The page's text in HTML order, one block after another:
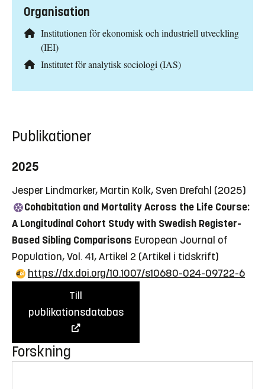
Organisation
Institutionen för ekonomisk och industriell utveckling
(IEI)
Institutet för analytisk sociologi (IAS)
Publikationer
2025
Jesper Lindmarker, Martin Kolk, Sven Drefahl (2025)
Cohabitation and Mortality Across the Life Course:
A Longitudinal Cohort Study with Swedish Register-
Based Sibling Comparisons European Journal of
Population, Vol. 41, Artikel 2 (Artikel i tidskrift)
https://dx.doi.org/10.1007/s10680-024-09722-6
Till
publikationsdatabas
Forskning